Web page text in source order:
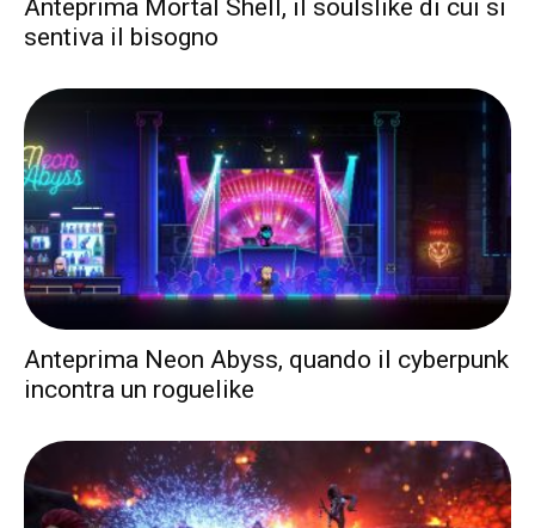
Anteprima Mortal Shell, il soulslike di cui si
sentiva il bisogno
Anteprima Neon Abyss, quando il cyberpunk
incontra un roguelike